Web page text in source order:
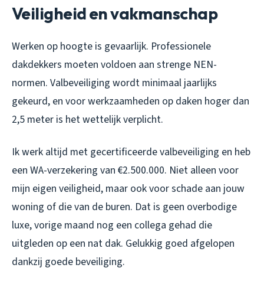
Veiligheid en vakmanschap
Werken op hoogte is gevaarlijk. Professionele
dakdekkers moeten voldoen aan strenge NEN-
normen. Valbeveiliging wordt minimaal jaarlijks
gekeurd, en voor werkzaamheden op daken hoger dan
2,5 meter is het wettelijk verplicht.
Ik werk altijd met gecertificeerde valbeveiliging en heb
een WA-verzekering van €2.500.000. Niet alleen voor
mijn eigen veiligheid, maar ook voor schade aan jouw
woning of die van de buren. Dat is geen overbodige
luxe, vorige maand nog een collega gehad die
uitgleden op een nat dak. Gelukkig goed afgelopen
dankzij goede beveiliging.